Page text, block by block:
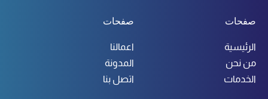
صفحات
الرئيسية
من نحن
الخدمات
صفحات
اعمالنا
المدونة
اتصل بنا